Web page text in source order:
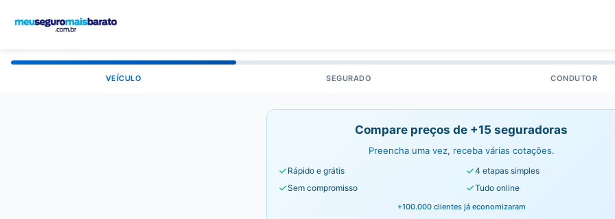
VEÍCULO SEGURADO CONDUTOR
Compare preços de +15 seguradoras
Preencha uma vez, receba várias cotações.
Rápido e grátis
4 etapas simples
Sem compromisso
Tudo online
+100.000 clientes já economizaram